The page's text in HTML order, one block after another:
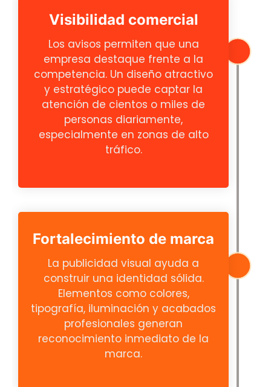
Visibilidad comercial
Los avisos permiten que una
empresa destaque frente a la
competencia. Un diseño atractivo
y estratégico puede captar la
atención de cientos o miles de
personas diariamente,
especialmente en zonas de alto
tráfico.
Fortalecimiento de marca
La publicidad visual ayuda a
construir una identidad sólida.
Elementos como colores,
tipografía, iluminación y acabados
profesionales generan
reconocimiento inmediato de la
marca.